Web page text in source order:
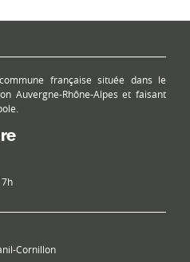
française située dans le
Auvergne-Rhône-Alpes et faisant
Cornillon